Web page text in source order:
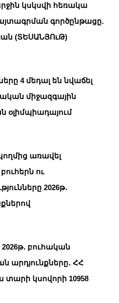
կսկսվի հեռակա
գործընթացը.
(ՏԵՍԱՆՅՈւԹ)
4 մեդալ են նվաճել
միջազգային
օլիմպիադայում
առավել
ու
2026թ․
բուհական
արդյունքները․ ՀՀ
տարի կսովորի 10958